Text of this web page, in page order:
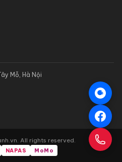
Mỗ, Hà Nội
All rights reserved.
NAPAS MoMo